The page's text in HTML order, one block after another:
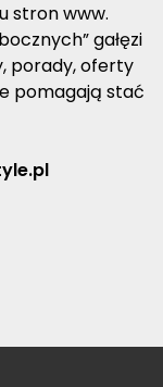
stron www.
gałęzi
porady, oferty
pomagają stać